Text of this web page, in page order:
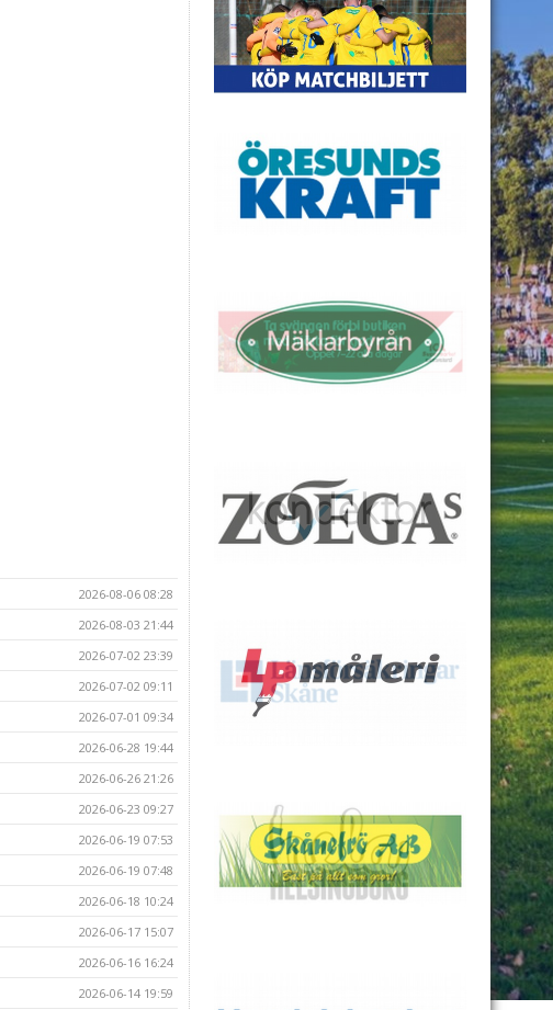
2026-08-06 08:28
2026-08-03 21:44
2026-07-02 23:39
2026-07-02 09:11
2026-07-01 09:34
2026-06-28 19:44
2026-06-26 21:26
2026-06-23 09:27
2026-06-19 07:53
2026-06-19 07:48
2026-06-18 10:24
2026-06-17 15:07
2026-06-16 16:24
2026-06-14 19:59